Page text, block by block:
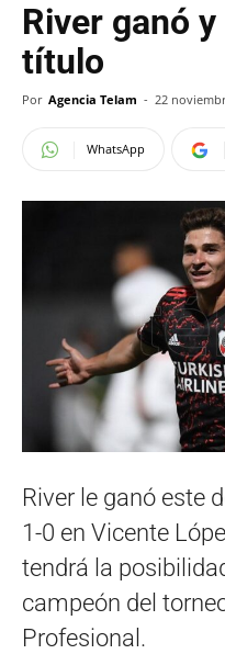
River ganó
título
Por Agencia Telam - 22
WhatsApp
River le ganó este
1-0 en Vicente
tendrá la
campeón del
Profesional.